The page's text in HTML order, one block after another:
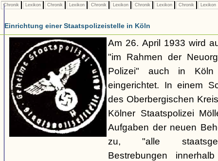
Chronik Lexikon Chronik Lexikon Chronik Lexikon Chronik Lexikon Chronik Lexikon
Einrichtung einer Staatspolizeistelle in Köln
Am 26. April 1933 wird
"im Rahmen der
Polizei" auch in Köln
eingerichtet. In einem
des Oberbergischen
Kölner Staatspolizei
Aufgaben der neuen
zu, "alle
Bestrebungen